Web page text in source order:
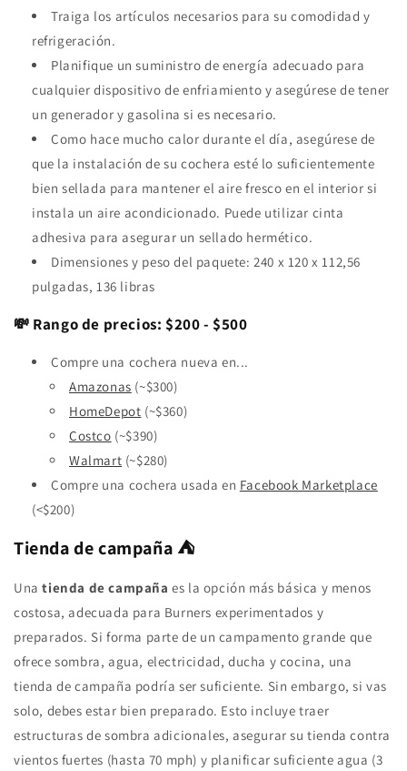
Traiga los artículos necesarios para su comodidad y
refrigeración.
Planifique un suministro de energía adecuado para
cualquier dispositivo de enfriamiento y asegúrese de tener
un generador y gasolina si es necesario.
Como hace mucho calor durante el día, asegúrese de
que la instalación de su cochera esté lo suficientemente
bien sellada para mantener el aire fresco en el interior si
instala un aire acondicionado. Puede utilizar cinta
adhesiva para asegurar un sellado hermético.
Dimensiones y peso del paquete: 240 x 120 x 112,56
pulgadas, 136 libras
💸 Rango de precios: $200 - $500
Compre una cochera nueva en...
Amazonas (~$300)
HomeDepot (~$360)
Costco (~$390)
Walmart (~$280)
Compre una cochera usada en Facebook Marketplace
(<$200)
Tienda de campaña ⛺️
Unatienda de campaña es la opción más básica y menos
costosa, adecuada para Burners experimentados y
preparados. Si forma parte de un campamento grande que
ofrece sombra, agua, electricidad, ducha y cocina, una
tienda de campaña podría ser suficiente. Sin embargo, si vas
solo, debes estar bien preparado. Esto incluye traer
estructuras de sombra adicionales, asegurar su tienda contra
vientos fuertes (hasta 70 mph) y planificar suficiente agua (3